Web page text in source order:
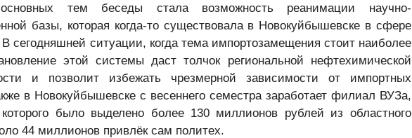
тем беседы стала возможность реанимации научно-
базы, которая когда-то существовала в Новокуйбышевске в сфере
сегодняшней ситуации, когда тема импортозамещения стоит наиболее
этой системы даст толчок региональной нефтехимической
и позволит избежать чрезмерной зависимости от импортных
в Новокуйбышевске с весеннего семестра заработает филиал ВУЗа,
было выделено более 130 миллионов рублей из областного
44 миллионов привлёк сам политех.